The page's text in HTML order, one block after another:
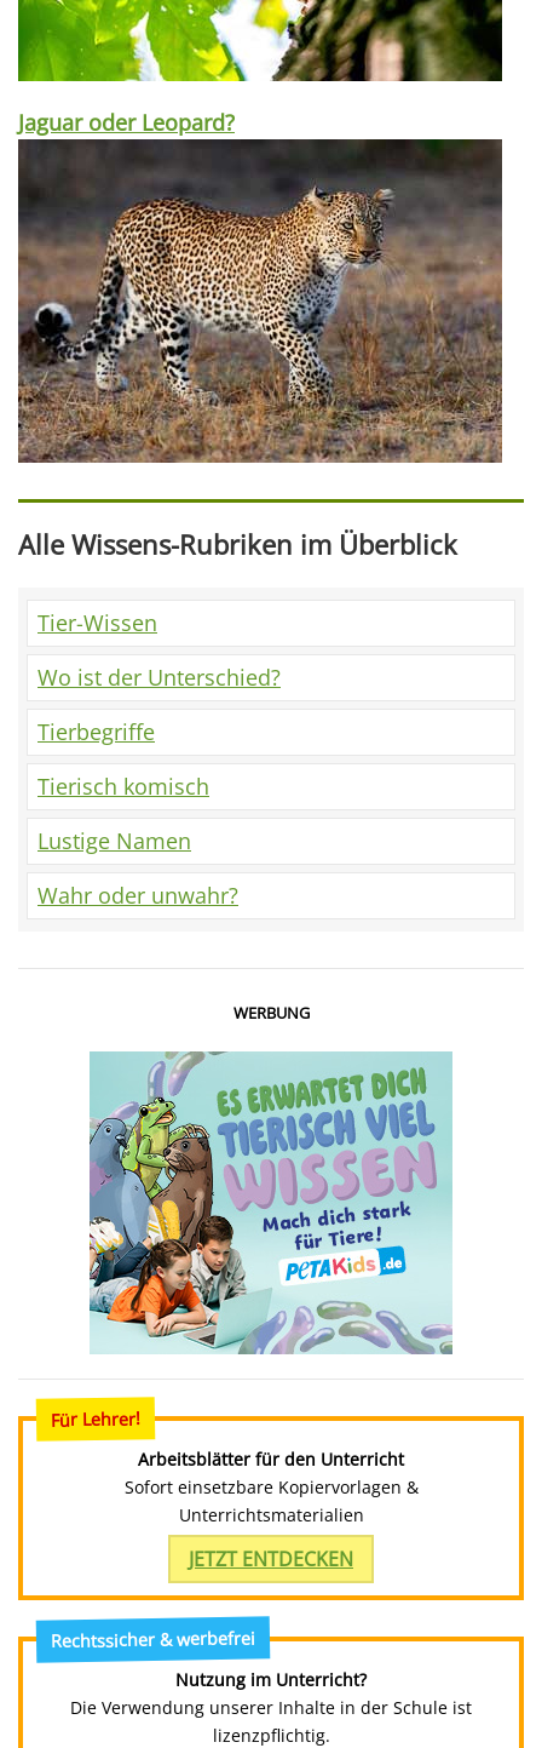
Jaguar oder Leopard?
Alle Wissens-Rubriken im Überblick
Tier-Wissen
Wo ist der Unterschied?
Tierbegriffe
Tierisch komisch
Lustige Namen
Wahr oder unwahr?
WERBUNG
Für Lehrer!
Arbeitsblätter für den Unterricht
Sofort einsetzbare Kopiervorlagen &
Unterrichtsmaterialien
JETZT ENTDECKEN
Rechtssicher & werbefrei
Nutzung im Unterricht?
Die Verwendung unserer Inhalte in der Schule ist
lizenzpflichtig.